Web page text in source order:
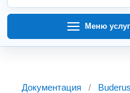
Меню услуг
Документация / Buderus